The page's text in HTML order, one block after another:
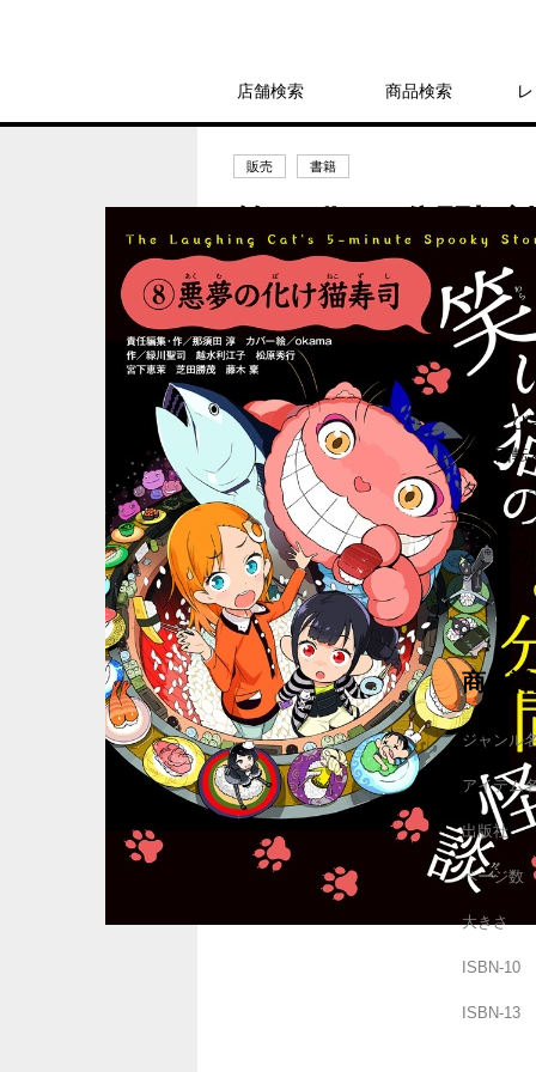
店舗検索 商品検索
販売 書籍
ジー
1,320円
発売日：2016年10月5日
またた
猫の回転
タクで、
をたらふ
る、たの
商品
ジャンル
アイテム
出版社
ページ数
大きさ
ISBN-10
ISBN-13